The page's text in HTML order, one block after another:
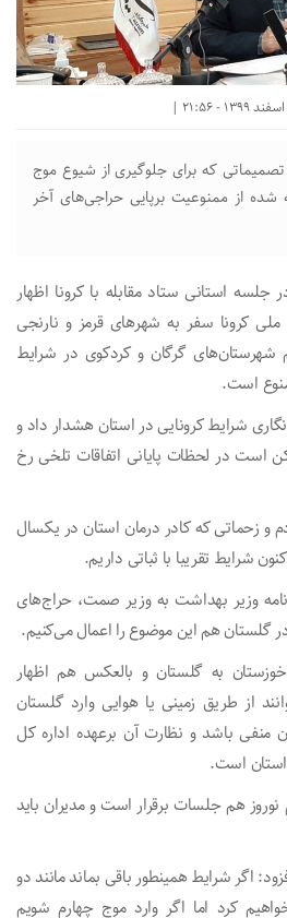
تصمیماتی که برای جلوگیری از شیوع موج
شده از ممنوعیت برپایی حراجی‌های آخر
استانی ستاد مقابله با کرونا اظهار
کرونا سفر به شهرهای قرمز و نارنجی
گرگان و کردکوی در شرایط
است.
شرایط کرونایی در استان هشدار داد و
است در لحظات پایانی اتفاقات تلخی رخ
و زحماتی که کادر درمان استان در یکسال
شرایط تقریبا با ثباتی داریم.
وزیر بهداشت به وزیر صمت، حراج‌های
گلستان هم این موضوع را اعمال می‌کنیم.
به گلستان و بالعکس هم اظهار
از طریق زمینی یا هوایی وارد گلستان
باشد و نظارت آن برعهده اداره کل
است.
هم جلسات برقرار است و مدیران باید
اگر شرایط همینطور باقی بماند مانند دو
کرد اما اگر وارد موج چهارم شویم